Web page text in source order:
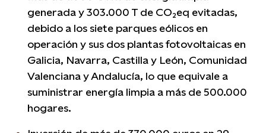
generada y 303.000 T de CO₂eq evitadas,
debido a los siete parques eólicos en
operación y sus dos plantas fotovoltaicas en
Galicia, Navarra, Castilla y León, Comunidad
Valenciana y Andalucía, lo que equivale a
suministrar energía limpia a más de 500.000
hogares.